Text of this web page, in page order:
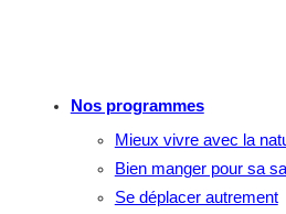
Nos programmes
Mieux vivre avec la
Bien manger pour sa
Se déplacer autrement